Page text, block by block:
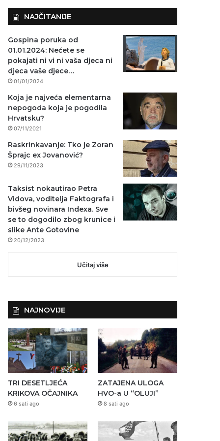
NAJČITANIJE
Gospina poruka od
01.01.2024: Nećete se
pokajati ni vi ni vaša djeca ni
djeca vaše djece…
01/01/2024
Koja je najveća elementarna
nepogoda koja je pogodila
Hrvatsku?
07/11/2021
Raskrinkavanje: Tko je Zoran
Šprajc ex Jovanović?
29/11/2023
Taksist nokautirao Petra
Vidova, voditelja Faktografa i
bivšeg novinara Indexa. Sve
se to dogodilo zbog krunice i
slike Ante Gotovine
20/12/2023
Učitaj više
NAJNOVIJE
TRI DESETLJEĆA
KRIKOVA OČAJNIKA
6 sati ago
ZATAJENA ULOGA
HVO-a U “OLUJI”
8 sati ago